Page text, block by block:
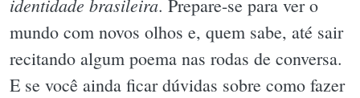
identidade brasileira. Prepare-se para ver o
mundo com novos olhos e, quem sabe, até sair
recitando algum poema nas rodas de conversa.
E se você ainda ficar dúvidas sobre como fazer